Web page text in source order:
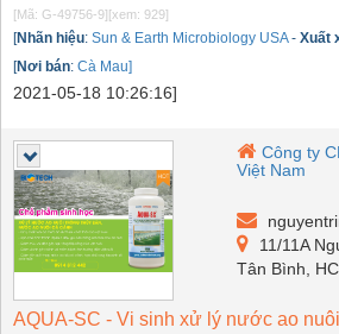
[Mã: G-49756-9] [xem: 929]
[Nhãn hiệu: Sun & Earth Microbiology USA- Xuất
[Nơi bán: Cà Mau]
2021-05-18 10:26:16]
Công ty
Việt Nam
11/11A
Tân Bình,
AQUA-SC - Vi sinh xử lý nước ao